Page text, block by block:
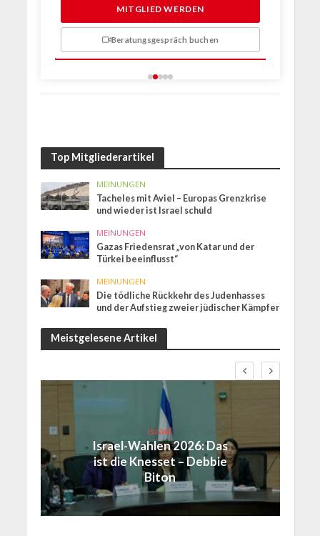
MITGLIED WERDEN
Beratungsgespräch buchen
Top Mitgliederartikel
MEINUNGEN
Tacheles mit Aviel – Europas Grenzkrise
und wieder ist Israel schuld
MEINUNGEN
Gazas Friedensrat „von Katar und der
Türkei beeinflusst“
MEINUNGEN
Die tödliche Rückkehr des Judenhasses
und der Aufstieg zweier jüdischer Kämpfer
Meistgelesene Artikel
Israel
Israel-Wahlen 2026: Das
ist die Knesset – Debbie
Biton